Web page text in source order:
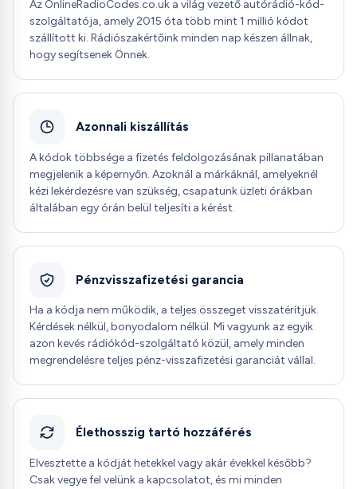
Az OnlineRadioCodes.co.uk a világ vezető autórádió-kód-
szolgáltatója, amely 2015 óta több mint 1 millió kódot
szállított ki. Rádiószakértőink minden nap készen állnak,
hogy segítsenek Önnek.
Azonnali kiszállítás
A kódok többsége a fizetés feldolgozásának pillanatában
megjelenik a képernyőn. Azoknál a márkáknál, amelyeknél
kézi lekérdezésre van szükség, csapatunk üzleti órákban
általában egy órán belül teljesíti a kérést.
Pénzvisszafizetési garancia
Ha a kódja nem működik, a teljes összeget visszatérítjük.
Kérdések nélkül, bonyodalom nélkül. Mi vagyunk az egyik
azon kevés rádiókód-szolgáltató közül, amely minden
megrendelésre teljes pénz-visszafizetési garanciát vállal.
Élethosszig tartó hozzáférés
Elvesztette a kódját hetekkel vagy akár évekkel később?
Csak vegye fel velünk a kapcsolatot, és mi minden